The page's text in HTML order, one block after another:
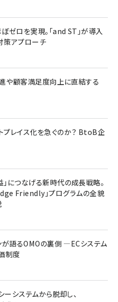
ゼロを実現。「and ST」が導入
アプローチ
や顧客満足度向上に直結する
プレイス化を急ぐのか？ BtoB企
につなげる新時代の成長戦略。
Friendly」プログラムの全貌
語るOMOの裏側 ―ECシステム
制度
システムから脱却し、